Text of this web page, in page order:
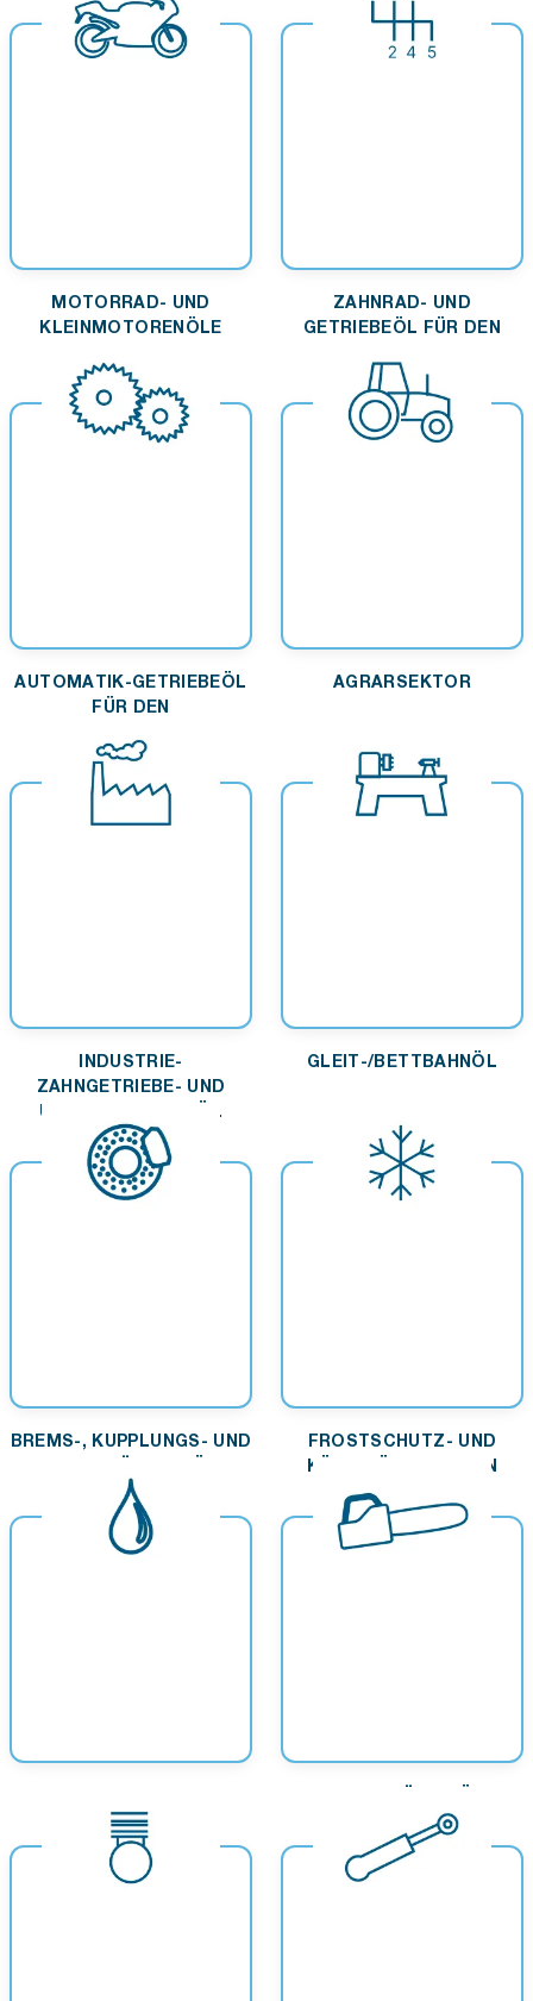
MOTORRAD- UND
KLEINMOTORENÖLE
ZAHNRAD- UND
GETRIEBEÖL FÜR DEN
AUTOMATIK-GETRIEBEÖL
FÜR DEN
AGRARSEKTOR
INDUSTRIE-
ZAHNGETRIEBE- UND
UMLAUFSCHMIERÖL
GLEIT-/BETTBAHNÖL
BREMS-, KUPPLUNGS- UND
FROSTSCHUTZ- UND
KÜHLFLÜSSIGKEITEN